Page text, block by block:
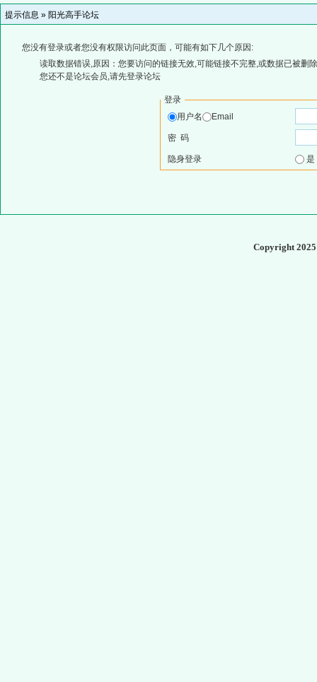
提示信息 » 阳光高手论坛
您没有登录或者您没有权限访问此页面，可能有如下几个原因:
读取数据错误,原因：您要访问的链接无效,可能链接不完整,或数据已被删
您还不是论坛会员,请先登录论坛
登录
用户名
Email
密 码
隐身登录
Copyright